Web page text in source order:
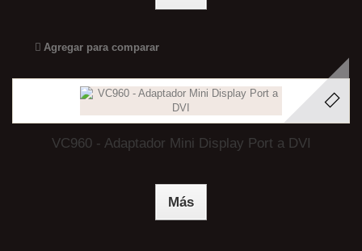
Agregar para comparar
VC960 - Adaptador Mini Display Port a DVI
Más